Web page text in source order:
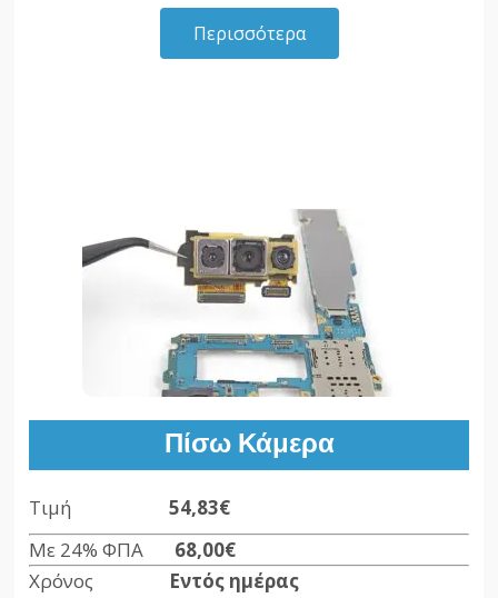
Περισσότερα
Πίσω Κάμερα
Τιμή54,83€
Με 24% ΦΠΑ 68,00€
Χρόνος Εντός ημέρας